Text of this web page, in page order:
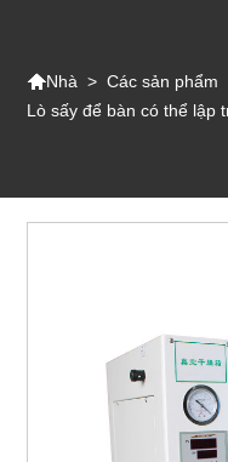
Nhà > Các sản phẩm
Lò sấy để bàn có thể lập